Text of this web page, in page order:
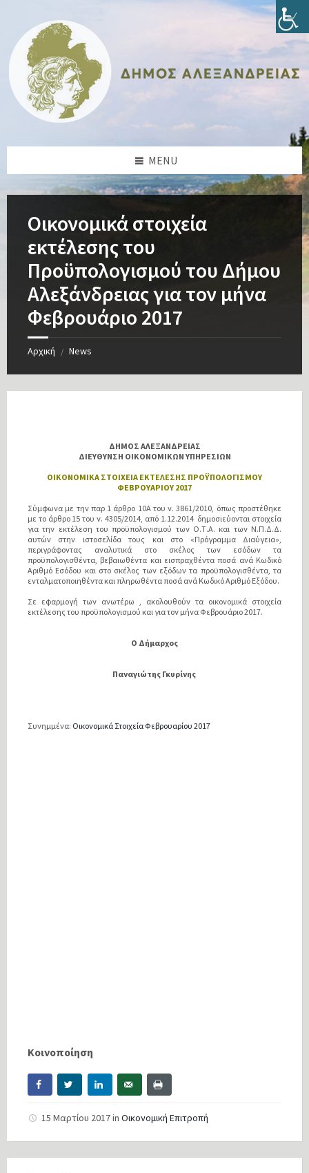
content
sidebar
sidebar
footer
MENU
Οικονομικά στοιχεία
εκτέλεσης του
Προϋπολογισμού του Δήμου
Αλεξάνδρειας για τον μήνα
Φεβρουάριο 2017
Αρχική / News
ΔΗΜΟΣ ΑΛΕΞΑΝΔΡΕΙΑΣ
ΔΙΕΥΘΥΝΣΗ ΟΙΚΟΝΟΜΙΚΩΝ ΥΠΗΡΕΣΙΩΝ
ΟΙΚΟΝΟΜΙΚΑ ΣΤΟΙΧΕΙΑ ΕΚΤΕΛΕΣΗΣ ΠΡΟΫΠΟΛΟΓΙΣΜΟΥ
ΦΕΒΡΟΥΑΡΙΟΥ 2017
Σύμφωνα με την παρ 1 άρθρο 10Α του ν. 3861/2010, όπως προστέθηκε
με το άρθρο 15 του ν. 4305/2014, από 1.12.2014 δημοσιεύονται στοιχεία
για την εκτέλεση του προϋπολογισμού των Ο.Τ.Α. και των Ν.Π.Δ.Δ.
αυτών στην ιστοσελίδα τους και στο «Πρόγραμμα Διαύγεια»,
περιγράφοντας αναλυτικά στο σκέλος των εσόδων τα
προϋπολογισθέντα, βεβαιωθέντα και εισπραχθέντα ποσά ανά Κωδικό
Αριθμό Εσόδου και στο σκέλος των εξόδων τα προϋπολογισθέντα, τα
ενταλματοποιηθέντα και πληρωθέντα ποσά ανά Κωδικό Αριθμό Εξόδου.
Σε εφαρμογή των ανωτέρω , ακολουθούν τα οικονομικά στοιχεία
εκτέλεσης του προϋπολογισμού και για τον μήνα Φεβρουάριο 2017.
Ο Δήμαρχος
Παναγιώτης Γκυρίνης
Συνημμένα: Οικονομικά Στοιχεία Φεβρουαρίου 2017
Κοινοποίηση
15 Μαρτίου 2017in Οικονομική Επιτροπή